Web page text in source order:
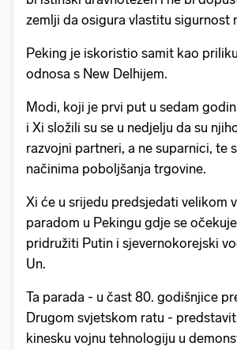
zemlji da osigura vlastitu sigurnost
Peking je iskoristio samit kao
odnosa s New Delhijem.
Modi, koji je prvi put u sedam
i Xi složili su se u nedjelju da su
razvojni partneri, a ne suparnici, te
načinima poboljšanja trgovine.
Xi će u srijedu predsjedati velikom
paradom u Pekingu gdje se
pridružiti Putin i sjevernokorejski
Un.
Ta parada - u čast 80. godišnjice
Drugom svjetskom ratu -
kinesku vojnu tehnologiju u